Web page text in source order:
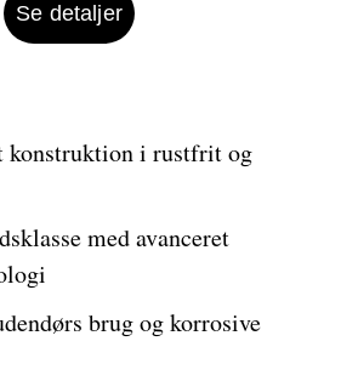
konstruktion i rustfrit og
med avanceret
brug og korrosive
Se detaljer